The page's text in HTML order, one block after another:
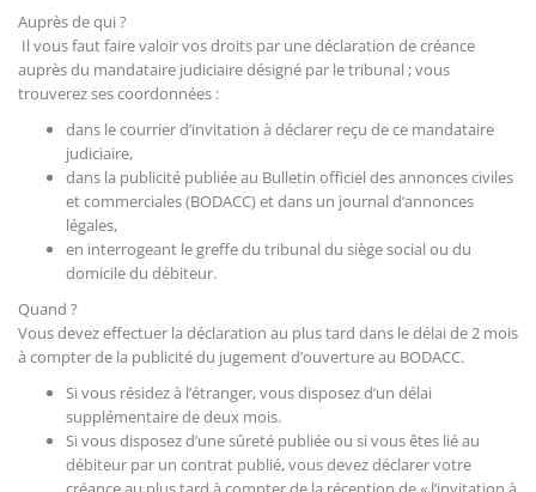
Auprès de qui ?
Il vous faut faire valoir vos droits par une déclaration de créance
auprès du mandataire judiciaire désigné par le tribunal ; vous
trouverez ses coordonnées :
dans le courrier d’invitation à déclarer reçu de ce mandataire
judiciaire,
dans la publicité publiée au Bulletin officiel des annonces civiles
et commerciales (BODACC) et dans un journal d’annonces
légales,
en interrogeant le greffe du tribunal du siège social ou du
domicile du débiteur.
Quand ?
Vous devez effectuer la déclaration au plus tard dans le délai de 2 mois
à compter de la publicité du jugement d’ouverture au BODACC.
Si vous résidez à l’étranger, vous disposez d’un délai
supplémentaire de deux mois.
Si vous disposez d’une sûreté publiée ou si vous êtes lié au
débiteur par un contrat publié, vous devez déclarer votre